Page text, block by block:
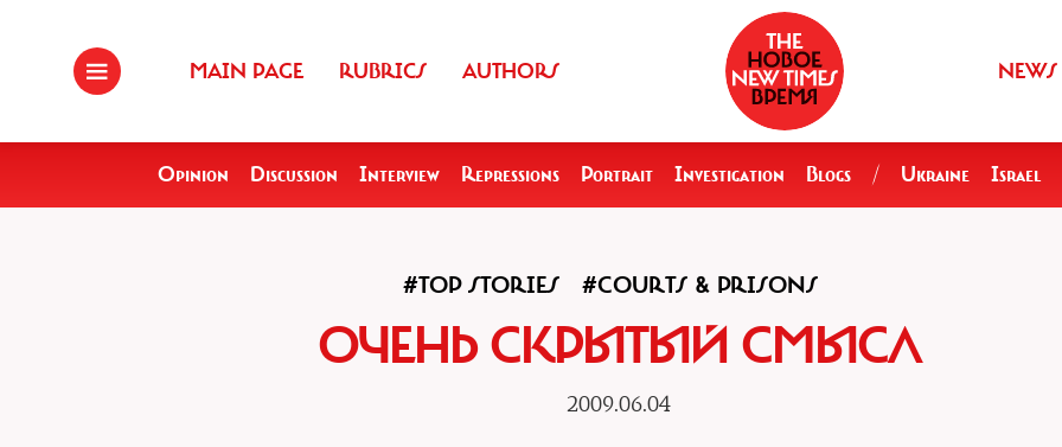
MAIN PAGE RUBRICS AUTHORS NEWS
Opinion Discussion Interview Repressions Portrait Investigation Blogs / Ukraine Israel
#TOP STORIES #COURTS & PRISONS
ОЧЕНЬ СКРЫТЫЙ СМЫСЛ
2009.06.04